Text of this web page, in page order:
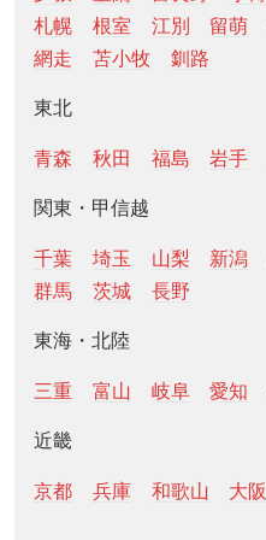
札幌
根室 江別 留萌
網走
苫小牧 釧路
東北
青森 秋田 福島 岩手
関東・甲信越
千葉 埼玉 山梨 新潟
群馬
茨城 長野
東海・北陸
三重 富山 岐阜 愛知
近畿
京都 兵庫 和歌山 大阪